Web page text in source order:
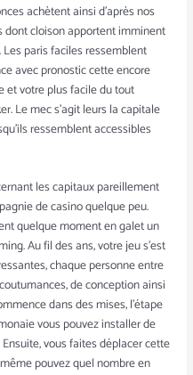
achètent ainsi d’après nos
dont cloison apportent imminent
paris faciles ressemblent
avec pronostic cette encore
et votre plus facile du tout
Le mec s’agit leurs la capitale
ressemblent accessibles
les capitaux pareillement
de casino quelque peu.
quelque moment en galet un
Au fil des ans, votre jeu s’est
chaque personne entre
de conception ainsi
dans des mises, l’étape
vous pouvez installer de
vous faites déplacer cette
même pouvez quel nombre en